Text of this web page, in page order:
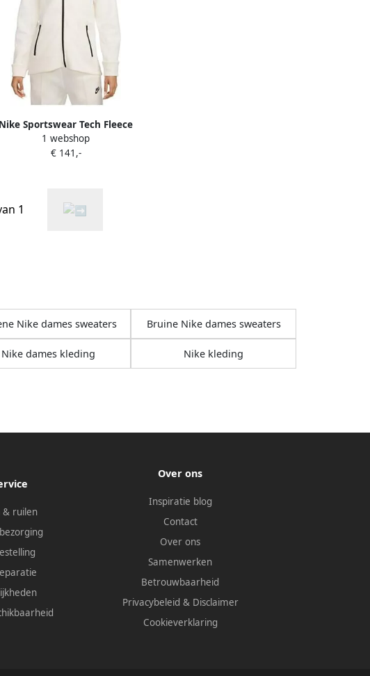
Nike Sportswear Tech Fleece
Windrunner Full-zip Hoodie
vesten Kleding pale ivory
1 webshop
€ 141,-
1
Nike dames sweaters Bruine Nike dames sweaters
Nike dames kleding Nike kleding
& ruilen
Over ons
Inspiratie blog
Contact
Over ons
Samenwerken
Betrouwbaarheid
Privacybeleid & Disclaimer
Cookieverklaring